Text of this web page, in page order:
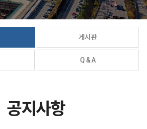
게시판
Q & A
공지사항